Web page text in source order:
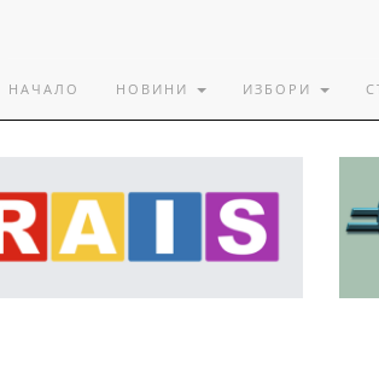
НАЧАЛО НОВИНИ ИЗБОРИ